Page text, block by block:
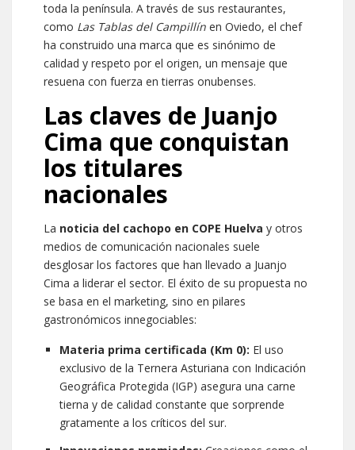
toda la península. A través de sus restaurantes,
como Las Tablas del Campillín en Oviedo, el chef
ha construido una marca que es sinónimo de
calidad y respeto por el origen, un mensaje que
resuena con fuerza en tierras onubenses.
Las claves de Juanjo
Cima que conquistan
los titulares
nacionales
La noticia del cachopo en COPE Huelva y otros
medios de comunicación nacionales suele
desglosar los factores que han llevado a Juanjo
Cima a liderar el sector. El éxito de su propuesta no
se basa en el marketing, sino en pilares
gastronómicos innegociables:
Materia prima certificada (Km 0): El uso
exclusivo de la Ternera Asturiana con Indicación
Geográfica Protegida (IGP) asegura una carne
tierna y de calidad constante que sorprende
gratamente a los críticos del sur.